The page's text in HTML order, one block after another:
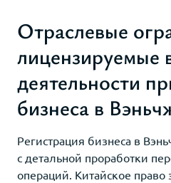
Отраслевые
лицензируемые
деятельности
бизнеса в
Регистрация бизнеса в
с детальной проработки
операций. Китайское